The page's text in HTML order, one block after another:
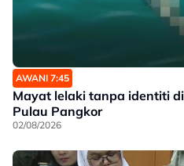
AWANI 7:45
Mayat lelaki tanpa identiti
Pulau Pangkor
02/08/2026